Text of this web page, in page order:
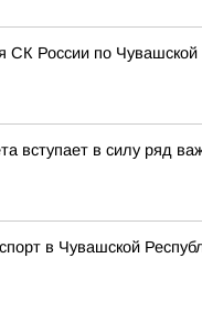
СК России по
вступает в силу ряд
в Чувашской